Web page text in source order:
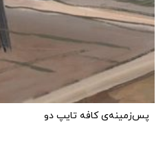
پس‌زمینه‌ی کافه تایپ دو